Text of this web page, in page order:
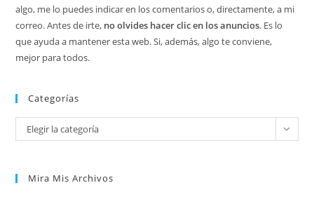
algo, me lo puedes indicar en los comentarios o, directamente, a mi
correo. Antes de irte, no olvides hacer clic en los anuncios. Es lo
que ayuda a mantener esta web. Si, además, algo te conviene,
mejor para todos.
Categorías
Categorías
Elegir la categoría
Mira Mis Archivos